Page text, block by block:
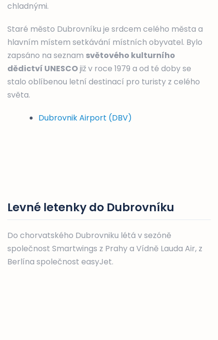
chladnými.
Staré město Dubrovníku je srdcem celého města a
hlavním místem setkávání místních obyvatel. Bylo
zapsáno na seznam světového kulturního
dědictví UNESCOjiž v roce 1979 a od té doby se
stalo oblíbenou letní destinací pro turisty z celého
světa.
Dubrovnik Airport (DBV)
Levné letenky do Dubrovníku
Do chorvatského Dubrovniku létá v sezóně
společnost Smartwings z Prahy a Vídně Lauda Air, z
Berlína společnost easyJet.